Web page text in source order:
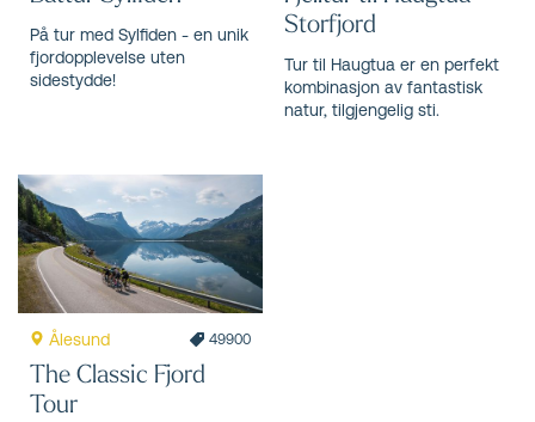
På tur med Sylfiden - en unik
fjordopplevelse uten
sidestydde!
Storfjord
Tur til Haugtua er en perfekt
kombinasjon av fantastisk
natur, tilgjengelig sti.
Ålesund 49900
The Classic Fjord
Tour